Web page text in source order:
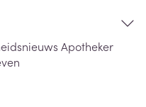
Apotheker